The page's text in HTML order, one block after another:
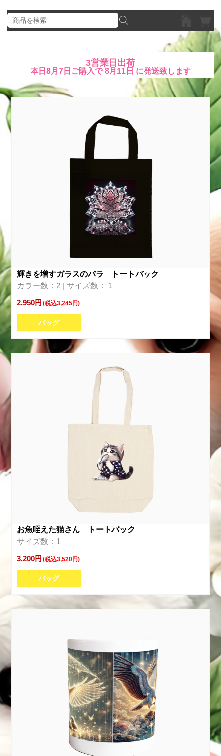
3営業日出荷
本日 8月7日 ご購入で8月11日 に発送致します
輝きを増すガラスのバラ トートバック
カラー数：2 | サイズ数： 1
2,950円 (税込3,245円)
バッグ
お魚咥えた猫さん トートバック
サイズ数：1
3,200円 (税込3,520円)
バッグ